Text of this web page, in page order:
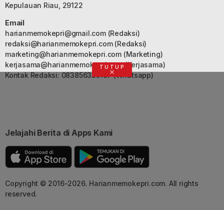
Kepulauan Riau, 29122
Email
harianmemokepri@gmail.com(Redaksi)
redaksi@harianmemokepri.com(Redaksi)
marketing@harianmemokepri.com(Marketing)
kerjasama@harianmemokepri.com(Kerjasama)
Kontak Redaksi: 083856335187 (Whatsapp)
Jelajahi Berita di Apps Kami
Copyright © 2016-2026. Harianmemokepri.com. All rights
reserved.
TUTUP